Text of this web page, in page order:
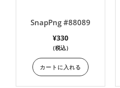
SnapPng #88089
¥330
（税込）
カートに入れる